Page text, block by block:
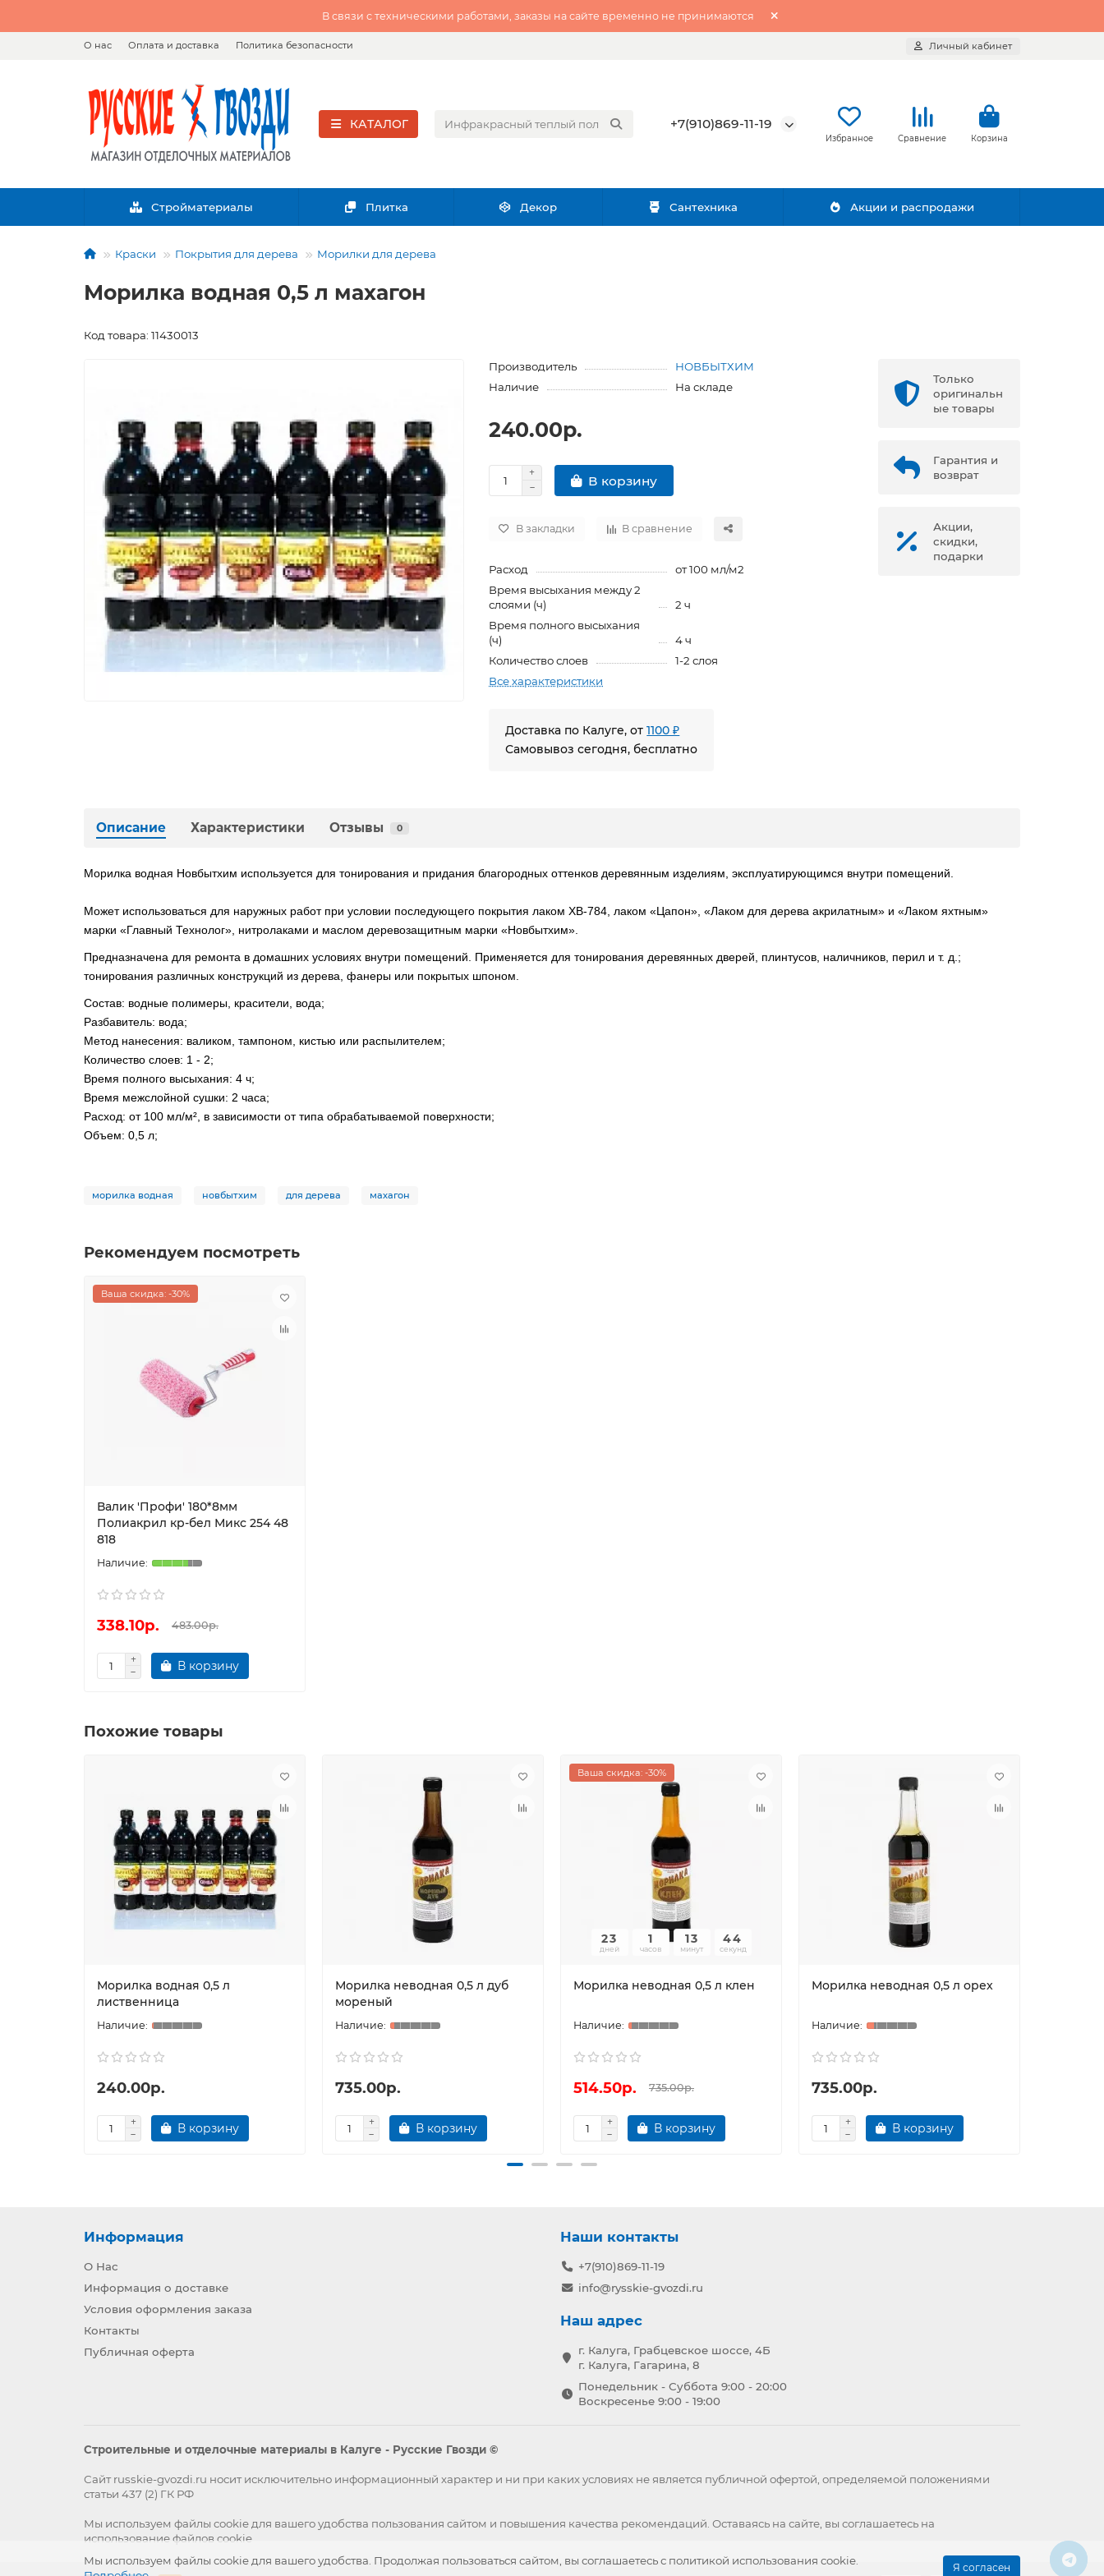
В связи с техническими работами, заказы на сайте временно не принимаются
О нас Оплата и доставка Политика безопасности Личный кабинет
КАТАЛОГ +7(910)869-11-19
Избранное Сравнение Корзина
Стройматериалы Плитка Декор Сантехника Акции и распродажи
Краски Покрытия для дерева Морилки для дерева
Морилка водная 0,5 л махагон
Код товара: 11430013
Производитель
НОВБЫТХИМ
Наличие
На складе
240.00р.
В корзину
В закладки В сравнение
Расход
от 100 мл/м2
Время высыхания между 2
слоями (ч)
2 ч
Время полного высыхания
(ч)
4 ч
Количество слоев
1-2 слоя
Все характеристики
Доставка по Калуге, от1100 ₽
Самовывоз сегодня, бесплатно
Только
оригинальн
ые товары
Гарантия и
возврат
Акции,
скидки,
подарки
Описание Характеристики Отзывы 0
Морилка водная Новбытхим используется для тонирования и придания благородных оттенков деревянным изделиям, эксплуатирующимся внутри помещений.
Может использоваться для наружных работ при условии последующего покрытия лаком ХВ-784, лаком «Цапон», «Лаком для дерева акрилатным» и «Лаком яхтным»
марки «Главный Технолог», нитролаками и маслом деревозащитным марки «Новбытхим».
Предназначена для ремонта в домашних условиях внутри помещений. Применяется для тонирования деревянных дверей, плинтусов, наличников, перил и т. д.;
тонирования различных конструкций из дерева, фанеры или покрытых шпоном.
Состав: водные полимеры, красители, вода;
Разбавитель: вода;
Метод нанесения: валиком, тампоном, кистью или распылителем;
Количество слоев: 1 - 2;
Время полного высыхания: 4 ч;
Время межслойной сушки: 2 часа;
Расход: от 100 мл/м², в зависимости от типа обрабатываемой поверхности;
Объем: 0,5 л;
морилка водная новбытхим для дерева махагон
Рекомендуем посмотреть
Ваша скидка: -30%
Валик 'Профи' 180*8мм
Полиакрил кр-бел Микс 254 48
818
338.10р. 483.00р.
В корзину
Похожие товары
Морилка водная 0,5 л
лиственница
240.00р.
В корзину
Морилка неводная 0,5 л дуб
мореный
735.00р.
В корзину
Ваша скидка: -30%
23
дней
1
часов
13
минут
43
секунд
Морилка неводная 0,5 л клен
514.50р. 735.00р.
В корзину
Морилка неводная 0,5 л орех
735.00р.
В корзину
Мы используем файлы cookie для вашего удобства. Продолжая пользоваться сайтом, вы соглашаетесь с политикой использования cookie.
Я согласен
Информация
О Нас
Информация о доставке
Условия оформления заказа
Контакты
Публичная оферта
Наши контакты
+7(910)869-11-19
info@rysskie-gvozdi.ru
Наш адрес
г. Калуга, Грабцевское шоссе, 4Б
г. Калуга, Гагарина, 8
Понедельник - Суббота 9:00 - 20:00
Воскресенье 9:00 - 19:00
Строительные и отделочные материалы в Калуге - Русские Гвозди ©
Сайт russkie-gvozdi.ru носит исключительно информационный характер и ни при каких условиях не является публичной офертой, определяемой положениями
статьи 437 (2) ГК РФ
Мы используем файлы cookie для вашего удобства пользования сайтом и повышения качества рекомендаций. Оставаясь на сайте, вы соглашаетесь на
использование файлов cookie